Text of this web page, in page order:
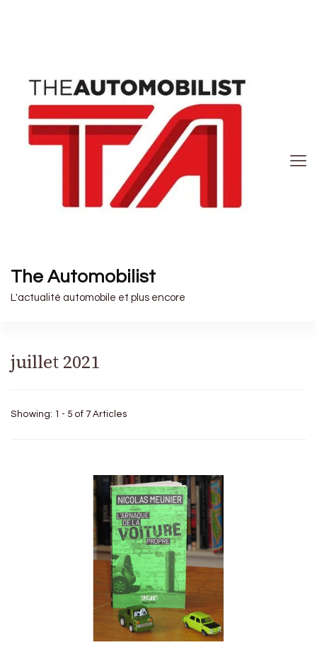
The Automobilist
L'actualité automobile et plus encore
juillet 2021
Showing: 1 - 5 of 7 Articles